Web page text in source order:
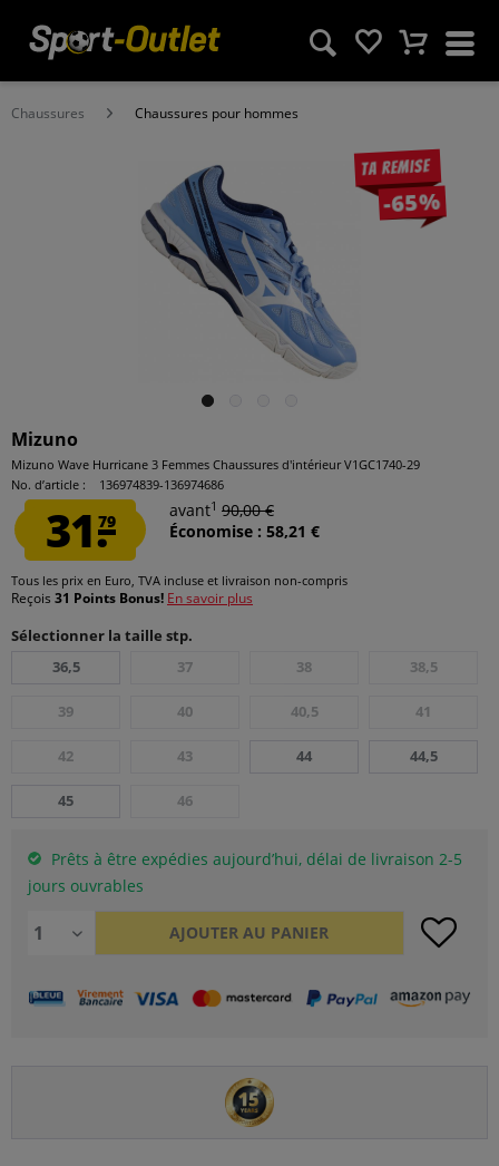
Chaussures Chaussures pour hommes
Ta remise
-65%
Mizuno
Mizuno Wave Hurricane 3 Femmes Chaussures d'intérieur V1GC1740-29
No. d’article :
136974839-136974686
31.79
avant1 90,00 €
Économise : 58,21 €
Tous les prix en Euro, TVA incluse et livraison non-compris
Reçois 31 Points Bonus! En savoir plus
Sélectionner la taille stp.
36,5
37 38 38,5
39 40 40,5 41
42 43 44 44,5
45 46
Prêts à être expédies aujourd’hui, délai de livraison 2-5
jours ouvrables
AJOUTER AU PANIER